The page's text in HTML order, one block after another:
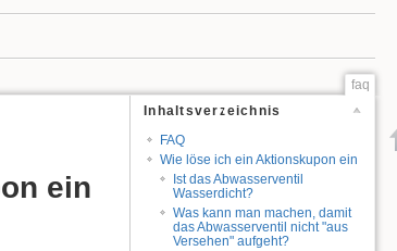
faq
Inhaltsverzeichnis
FAQ
Wie löse ich ein Aktionskupon ein
Ist das Abwasserventil
Wasserdicht?
Was kann man machen, damit
das Abwasserventil nicht "aus
Versehen" aufgeht?
ein